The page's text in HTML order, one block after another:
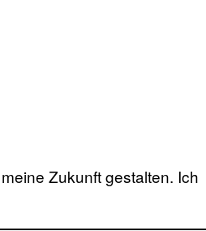
Zukunft gestalten. Ich